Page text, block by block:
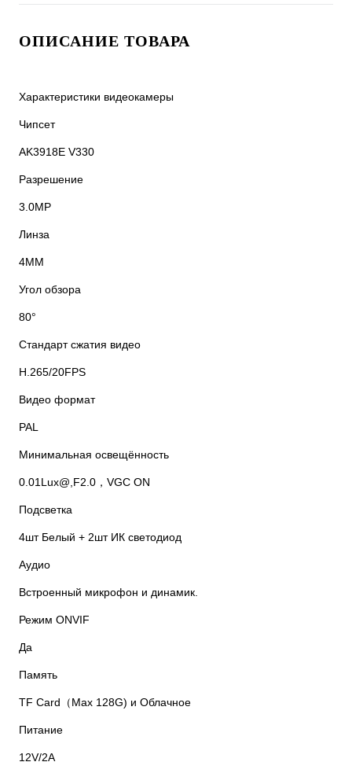
ОПИСАНИЕ ТОВАРА
Характеристики видеокамеры
Чипсет
AK3918E V330
Разрешение
3.0MP
Линза
4MM
Угол обзора
80°
Стандарт сжатия видео
H.265/20FPS
Видео формат
PAL
Минимальная освещённость
0.01Lux@,F2.0，VGC ON
Подсветка
4шт Белый + 2шт ИК светодиод
Аудио
Встроенный микрофон и динамик.
Режим ONVIF
Да
Память
TF Card（Max 128G) и Облачное
Питание
12V/2A